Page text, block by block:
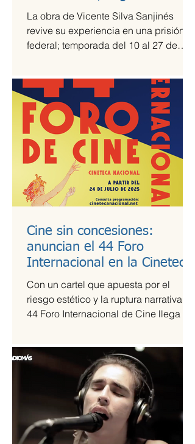
Guillermina Bravo
La obra de Vicente Silva Sanjinés
revive su experiencia en una prisión
federal; temporada del 10 al 27 de
Cine sin concesiones:
anuncian el 44 Foro
Internacional en la Cineteca
Nacional
Con un cartel que apuesta por el
riesgo estético y la ruptura narrativa, el
44 Foro Internacional de Cine llega a
de vanguardia.